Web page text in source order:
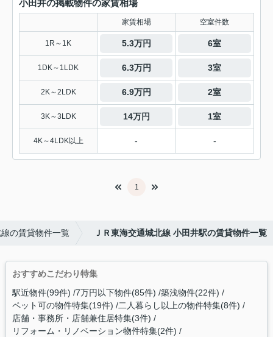
小田井の掲載物件の家賃相場
家賃相場 空室件数
1R～1K 5.3万円 6室
1DK～1LDK 6.3万円 3室
2K～2LDK 6.9万円 2室
3K～3LDK 14万円 1室
4K～4LDK以上 - -
1
の賃貸物件一覧 ＪＲ東海交通城北線 小田井駅の賃貸物件一覧
おすすめこだわり特集
駅近物件(99件) 7万円以下物件(85件) 築浅物件(22件)
ペット可の物件特集(19件) 二人暮らし以上の物件特集(8件)
店舗・事務所・店舗兼住居特集(3件)
リフォーム・リノベーション物件特集(2件)